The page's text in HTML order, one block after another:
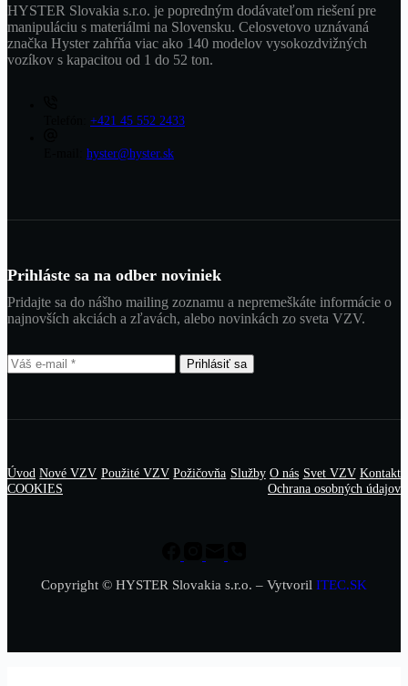
HYSTER Slovakia s.r.o. je popredným dodávateľom riešení pre
manipuláciu s materiálmi na Slovensku. Celosvetovo uznávaná
značka Hyster zahŕňa viac ako 140 modelov vysokozdvižných
vozíkov s kapacitou od 1 do 52 ton.
+421 45 552 2433
hyster@hyster.sk
Prihláste sa na odber noviniek
Pridajte sa do nášho mailing zoznamu a nepremeškáte informácie o
najnovších akciách a zľavách, alebo novinkách zo sveta VZV.
Prihlásiť sa
Úvod Nové VZV Použité VZV Požičovňa Služby O nás Svet VZV Kontakt
COOKIES
Ochrana osobných údajov
Copyright © HYSTER Slovakia s.r.o. – Vytvoril ITEC.SK